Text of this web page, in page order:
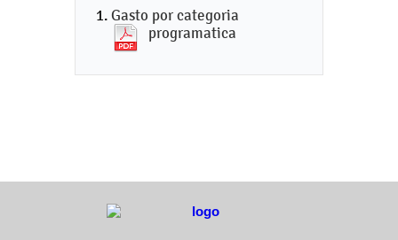
Gasto por categoria
programatica